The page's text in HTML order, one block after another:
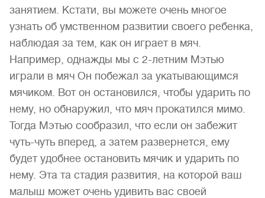
занятием. Кстати, вы можете очень многое
узнать об умственном развитии своего ребенка,
наблюдая за тем, как он играет в мяч.
Например, однажды мы с 2-летним Мэтью
играли в мяч Он побежал за укатывающимся
мячиком. Вот он остановился, чтобы ударить по
нему, но обнаружил, что мяч прокатился мимо.
Тогда Мэтью сообразил, что если он забежит
чуть-чуть вперед, а затем развернется, ему
будет удобнее остановить мячик и ударить по
нему. Эта та стадия развития, на которой ваш
малыш может очень удивить вас своей